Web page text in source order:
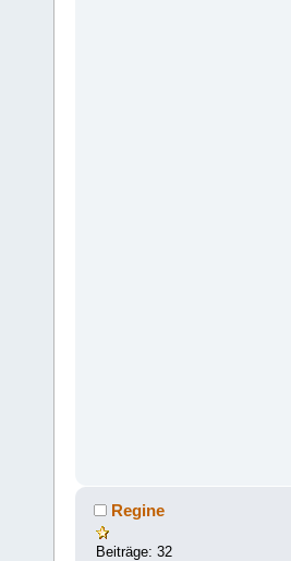
Regine
Beiträge: 32